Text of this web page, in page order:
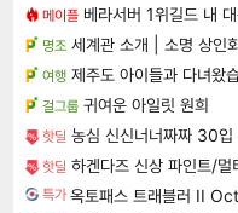
메이플 베라서버 1위길드 내
명조 세계관 소개 | 소명 상인
여행 제주도 아이들과 다녀왔
걸그룹 귀여운 아일릿 원희
핫딜 농심 신신너너짜짜 30
핫딜 하겐다즈 신상 파인트/
특가